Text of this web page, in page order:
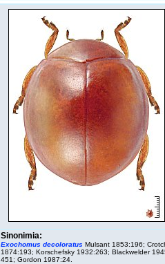
Sinonimia:
Exochomus decoloratus Mulsant 1853:196;
1874:193; Korschefsky 1932:263; Blackwelder
451; Gordon 1987:24.